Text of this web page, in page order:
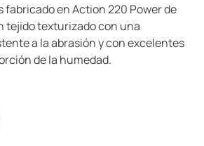
en Action 220 Power de
tejido texturizado con una
a la abrasión y con excelentes
de la humedad.